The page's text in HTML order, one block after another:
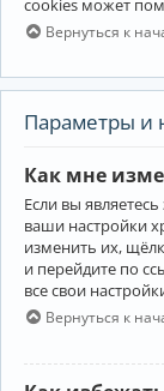
Вернуться к
Параметры и
Как мне
Если вы
ваши настройки
изменить их,
и перейдите по
все свои
Вернуться к